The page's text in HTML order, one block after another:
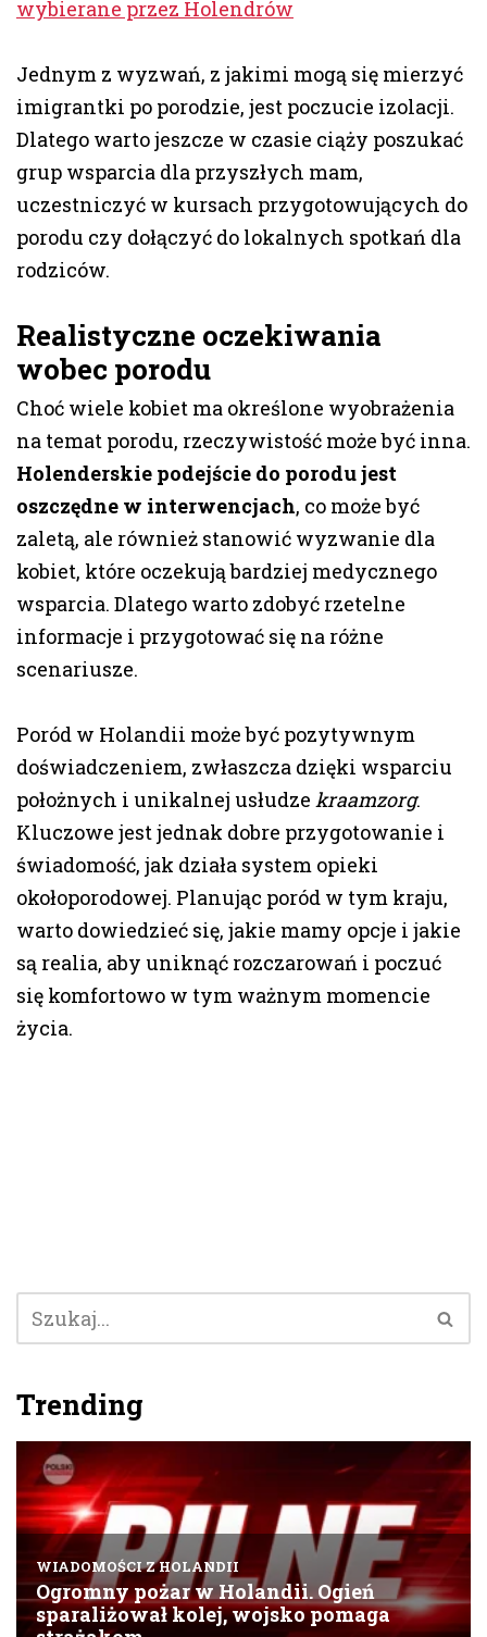
wybierane przez Holendrów
Jednym z wyzwań, z jakimi mogą się mierzyć
imigrantki po porodzie, jest poczucie izolacji.
Dlatego warto jeszcze w czasie ciąży poszukać
grup wsparcia dla przyszłych mam,
uczestniczyć w kursach przygotowujących do
porodu czy dołączyć do lokalnych spotkań dla
rodziców.
Realistyczne oczekiwania
wobec porodu
Choć wiele kobiet ma określone wyobrażenia
na temat porodu, rzeczywistość może być inna.
Holenderskie podejście do porodu jest
oszczędne w interwencjach, co może być
zaletą, ale również stanowić wyzwanie dla
kobiet, które oczekują bardziej medycznego
wsparcia. Dlatego warto zdobyć rzetelne
informacje i przygotować się na różne
scenariusze.
Poród w Holandii może być pozytywnym
doświadczeniem, zwłaszcza dzięki wsparciu
położnych i unikalnej usłudze kraamzorg.
Kluczowe jest jednak dobre przygotowanie i
świadomość, jak działa system opieki
okołoporodowej. Planując poród w tym kraju,
warto dowiedzieć się, jakie mamy opcje i jakie
są realia, aby uniknąć rozczarowań i poczuć
się komfortowo w tym ważnym momencie
życia.
Trending